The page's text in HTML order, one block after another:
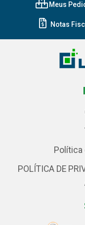
Meus
Notas
Política
POLÍTICA DE